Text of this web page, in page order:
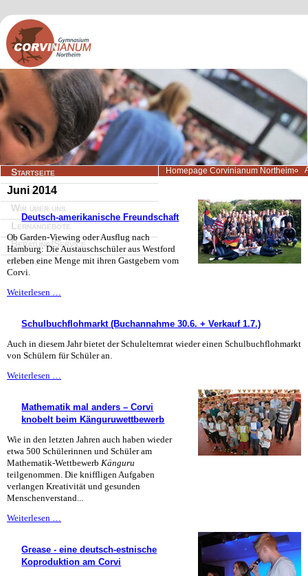
Navigation
überspringen
Startseite
Aktuelles
Wir über uns
Lernangebote
Beratung/Service
Kontakt
Homepage Corvinianum Northeim
Juni 2014
Deutsch-amerikanische Freundschaft
Ob Garden-Viewing oder Ausflug nach
Hamburg: Die Austauschschüler aus Westford
erleben eine Menge mit ihren Gastgebern vom
Corvi.
Weiterlesen …
Schulbuchflohmarkt (Buchannahme 30.6. + Verkauf 1.7.)
Auch in diesem Jahr bietet der Schulelternrat wieder einen Schulbuchflohmarkt
von Schülern für Schüler an.
Weiterlesen …
+
Verkauf
Mathematik mal anders – Corvi
knobelt beim Känguruwettbewerb
Wie in den letzten Jahren auch haben wieder
etwa 500 Schülerinnen und Schüler am
Mathematik-Wettbewerb Känguru
teilgenommen. Die kniffligen Aufgaben
verlangen Kreativität und gesunden
Menschenverstand...
Weiterlesen …
–
Corvi
Grease - eine deutsch-estnische
Koproduktion am Corvi